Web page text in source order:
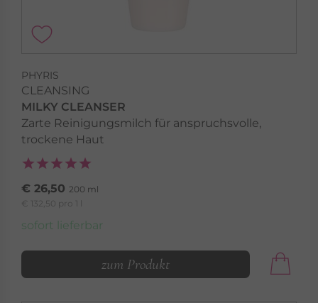
PHYRIS
CLEANSING
MILKY CLEANSER
Zarte Reinigungsmilch für anspruchsvolle,
trockene Haut
€ 26,50 200 ml
€ 132,50 pro 1 l
sofort lieferbar
zum Produkt